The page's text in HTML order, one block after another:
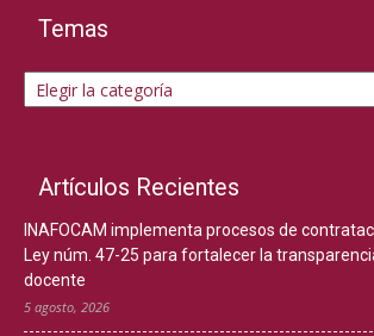
Temas
Temas
Artículos Recientes
INAFOCAM implementa procesos de
Ley núm. 47-25 para fortalecer la
docente
5 agosto, 2026